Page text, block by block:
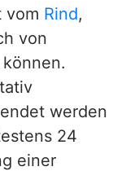
vom Rind,
von
werden
24
einer